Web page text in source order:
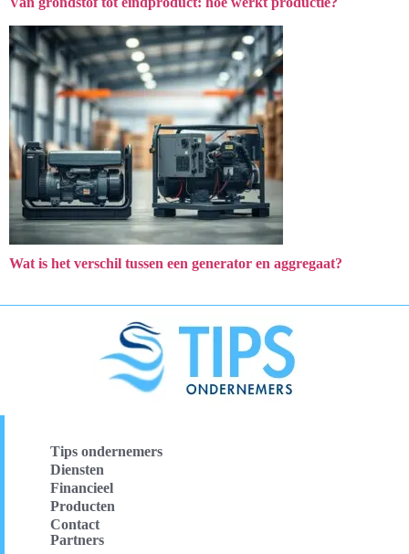
Wat is het verschil tussen een generator en aggregaat?
Tips ondernemers
Diensten
Financieel
Producten
Contact
Partners